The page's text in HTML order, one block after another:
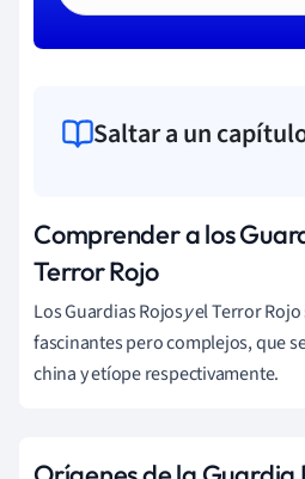
Saltar a un
Comprender a los
Terror Rojo
Los Guardias Rojosyel Terror
fascinantes pero complejos, que
china y etíope respectivamente.